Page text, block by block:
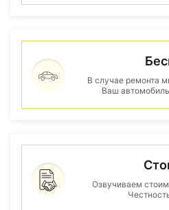
В случае ремонта
Ваш
Озвучиваем